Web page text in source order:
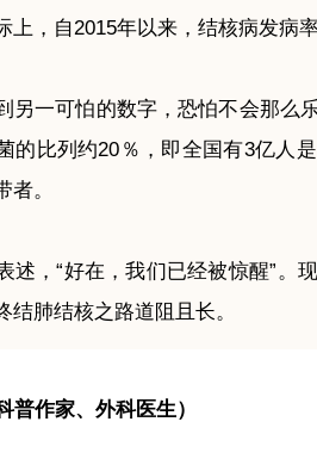
上，自2015年以来，结核病发病
另一可怕的数字，恐怕不会那么
的比列约20％，即全国有3亿人
者。
述，“好在，我们已经被惊醒”。
结肺结核之路道阻且长。
普作家、外科医生）